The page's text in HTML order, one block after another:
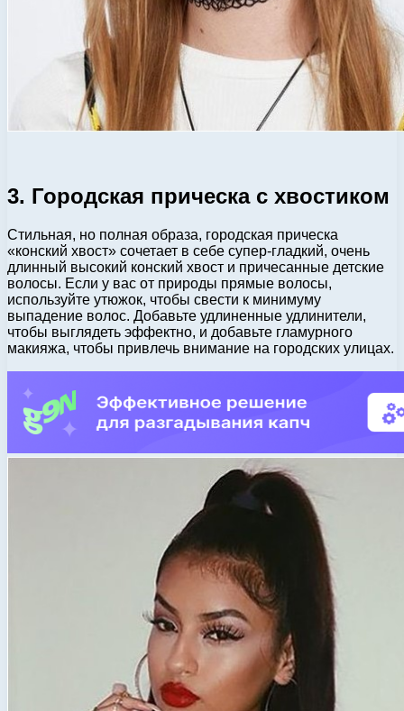
3. Городская прическа с хвостиком
Стильная, но полная образа, городская прическа
«конский хвост» сочетает в себе супер-гладкий, очень
длинный высокий конский хвост и причесанные детские
волосы. Если у вас от природы прямые волосы,
используйте утюжок, чтобы свести к минимуму
выпадение волос. Добавьте удлиненные удлинители,
чтобы выглядеть эффектно, и добавьте гламурного
макияжа, чтобы привлечь внимание на городских улицах.